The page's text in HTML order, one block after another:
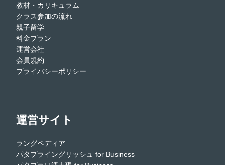
教材・カリキュラム
クラス参加の流れ
親子留学
料金プラン
運営会社
会員規約
プライバシーポリシー
運営サイト
ラングペディア
パタプライングリッシュ for Business